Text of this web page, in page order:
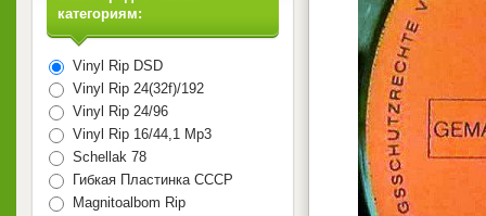
категориям:
Vinyl Rip DSD
Vinyl Rip 24(32f)/192
Vinyl Rip 24/96
Vinyl Rip 16/44,1 Mp3
Schellak 78
Гибкая Пластинка СССР
Magnitoalbom Rip